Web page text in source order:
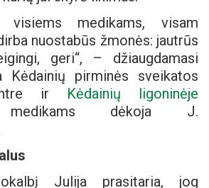
visiems medikams, visam
nuostabūs žmonės: jautrūs
geri“, – džiaugdamasi
Kėdainių pirminės sveikatos
ir Kėdainių ligoninėje
medikams dėkoja J.
Julija prasitaria, jog